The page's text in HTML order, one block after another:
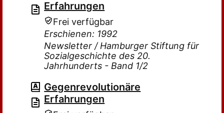
Erfahrungen
Frei verfügbar
Erschienen: 1992
Newsletter / Hamburger Stiftung für
Sozialgeschichte des 20.
Jahrhunderts - Band 1/2
Gegenrevolutionäre
Erfahrungen